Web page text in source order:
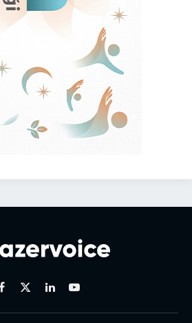
Facebook
X
LinkedinYoutube